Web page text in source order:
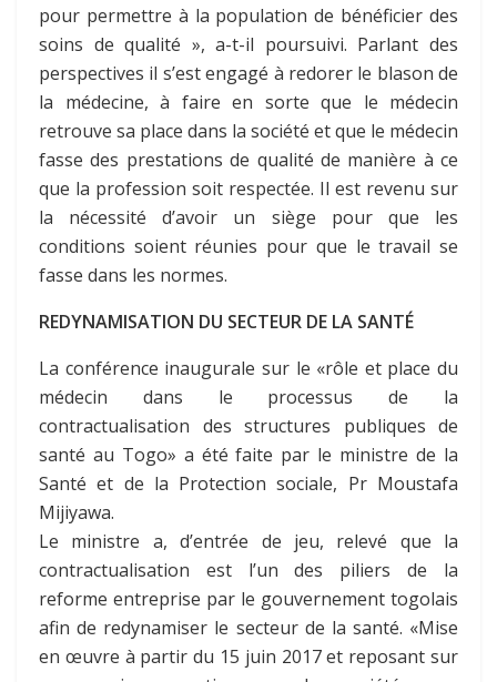
pour permettre à la population de bénéficier des
soins de qualité », a-t-il poursuivi. Parlant des
perspectives il s’est engagé à redorer le blason de
la médecine, à faire en sorte que le médecin
retrouve sa place dans la société et que le médecin
fasse des prestations de qualité de manière à ce
que la profession soit respectée. Il est revenu sur
la nécessité d’avoir un siège pour que les
conditions soient réunies pour que le travail se
fasse dans les normes.
REDYNAMISATION DU SECTEUR DE LA SANTÉ
La conférence inaugurale sur le «rôle et place du
médecin dans le processus de la
contractualisation des structures publiques de
santé au Togo» a été faite par le ministre de la
Santé et de la Protection sociale, Pr Moustafa
Mijiyawa.
Le ministre a, d’entrée de jeu, relevé que la
contractualisation est l’un des piliers de la
reforme entreprise par le gouvernement togolais
afin de redynamiser le secteur de la santé. «Mise
en œuvre à partir du 15 juin 2017 et reposant sur